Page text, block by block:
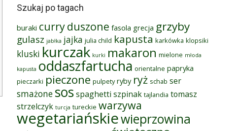
Szukaj po tagach
buraki curryduszone fasola grecja grzyby
gulasz jabłka jajka julia child kapusta karkówka klopsiki
kluski kurczak kurki makaron mielone młoda
kapusta oddaszfartucha orientalne papryka
pieczarki pieczone pulpety ryby ryż schab ser
smażone sosspaghetti szpinak tajlandia tomasz
strzelczyk turcja tureckie warzywa
wegetariańskiewieprzowina